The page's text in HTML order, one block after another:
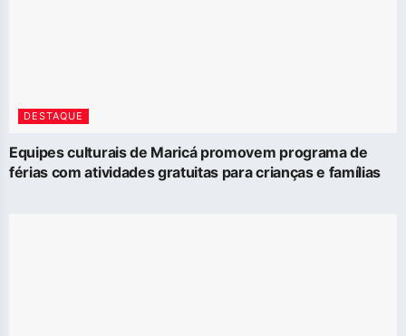
DESTAQUE
Equipes culturais de Maricá promovem programa de
férias com atividades gratuitas para crianças e famílias